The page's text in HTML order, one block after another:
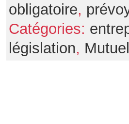
obligatoire,
Catégories:
législation,